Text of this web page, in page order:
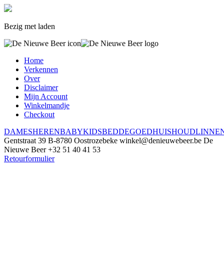
Bezig met laden
Home
Verkennen
Over
Disclaimer
Mijn Account
Winkelmandje
Checkout
DAMESHERENBABYKIDSBEDDEGOED
Gentstraat 39 B-8780 Oostrozebeke winkel@denieuwebeer.be De
Nieuwe Beer +32 51 40 41 53
Retourformulier